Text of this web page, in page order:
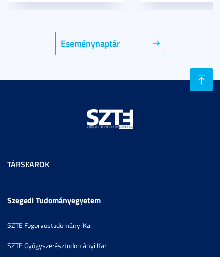
Eseménynaptár
TÁRSKAROK
Szegedi Tudományegyetem
SZTE Fogorvostudományi Kar
SZTE Gyógyszerésztudományi Kar